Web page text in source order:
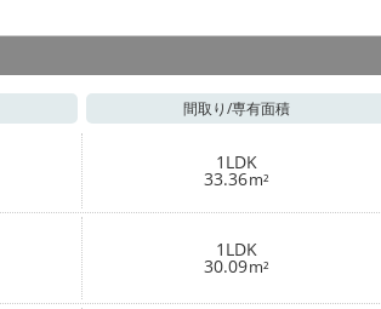
間取り/専有面積
1LDK
33.36m²
1LDK
30.09m²